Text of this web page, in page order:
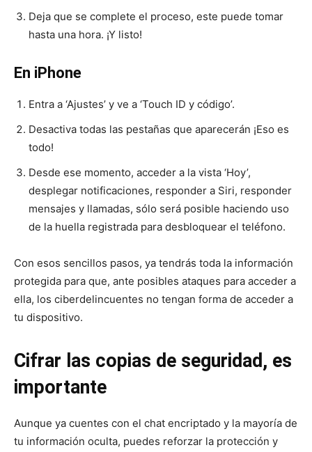
Deja que se complete el proceso, este puede tomar
hasta una hora. ¡Y listo!
En iPhone
Entra a ‘Ajustes’ y ve a ‘Touch ID y código’.
Desactiva todas las pestañas que aparecerán ¡Eso es
todo!
Desde ese momento, acceder a la vista ‘Hoy’,
desplegar notificaciones, responder a Siri, responder
mensajes y llamadas, sólo será posible haciendo uso
de la huella registrada para desbloquear el teléfono.
Con esos sencillos pasos, ya tendrás toda la información
protegida para que, ante posibles ataques para acceder a
ella, los ciberdelincuentes no tengan forma de acceder a
tu dispositivo.
Cifrar las copias de seguridad, es
importante
Aunque ya cuentes con el chat encriptado y la mayoría de
tu información oculta, puedes reforzar la protección y